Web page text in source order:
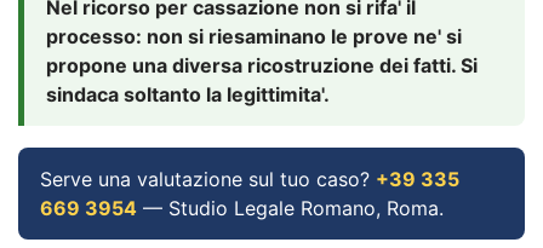
Nel ricorso per cassazione non si rifa' il
processo: non si riesaminano le prove ne' si
propone una diversa ricostruzione dei fatti. Si
sindaca soltanto la legittimita'.
Serve una valutazione sul tuo caso? +39 335
669 3954 — Studio Legale Romano, Roma.